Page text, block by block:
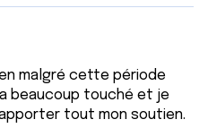
malgré cette période
beaucoup touché et je
tout mon soutien.